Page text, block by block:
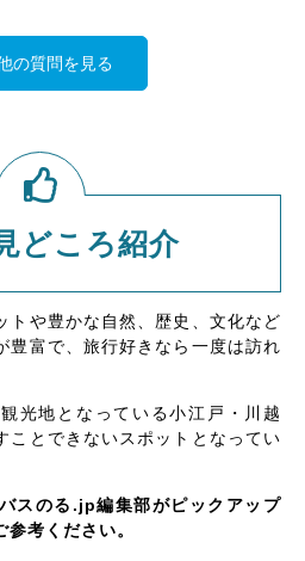
の質問を見る
どころ紹介
トや豊かな自然、歴史、文化など
豊富で、旅行好きなら一度は訪れ
光地となっている小江戸・川越
ことできないスポットとなってい
スのる.jp編集部がピックアップ
考ください。